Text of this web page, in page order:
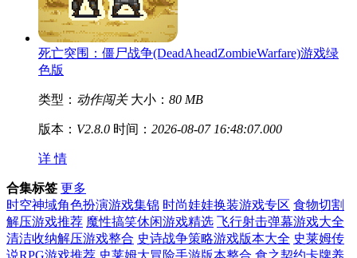
死亡突围：僵尸战争(DeadAheadZombieWarfare)游戏绿
色版
类型： 动作闯关 大小： 80 MB
版本： V2.8.0 时间： 2026-08-07 16:48:07.000
详 情
合集标签 更多
时空神域角色扮演游戏集锦 时尚娃娃换装游戏专区 食物切割
解压游戏推荐 魔性搞笑休闲游戏精选 飞行射击弹幕游戏大全
清洁收纳解压游戏整合 史诗战争策略游戏版本大全 史莱姆传
说RPG游戏推荐 史莱姆大冒险手游版本整合 食之契约卡牌养